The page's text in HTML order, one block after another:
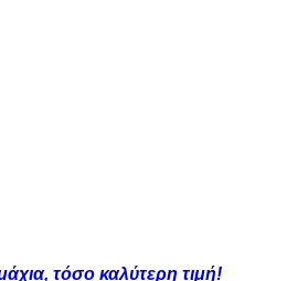
τόσο καλύτερη τιμή!